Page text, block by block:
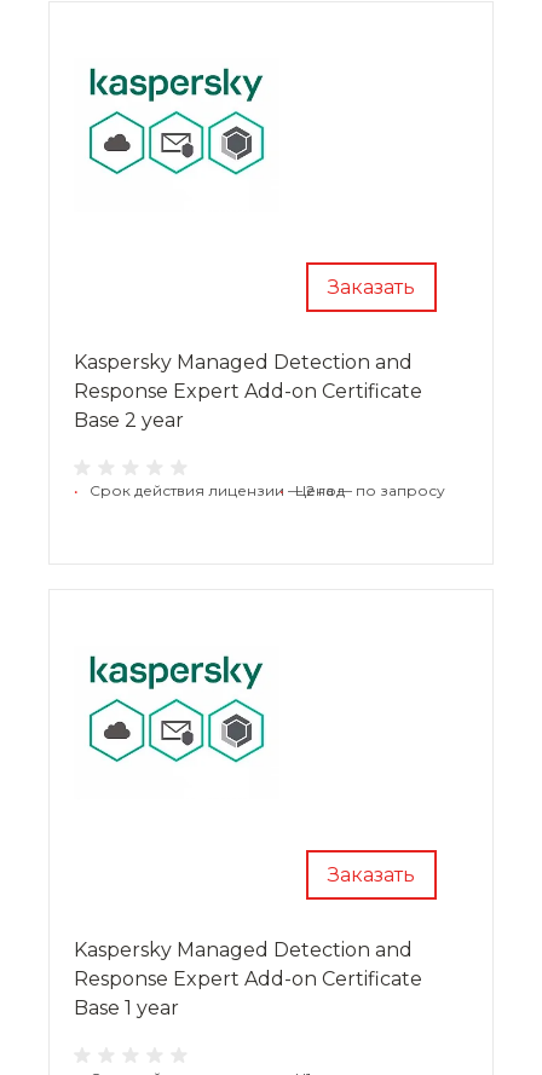
Заказать
Kaspersky Managed Detection and
Response Expert Add-on Certificate
Base 2 year
• Срок действия лицензии — 2 год
• Цена — по запросу
Заказать
Kaspersky Managed Detection and
Response Expert Add-on Certificate
Base 1 year